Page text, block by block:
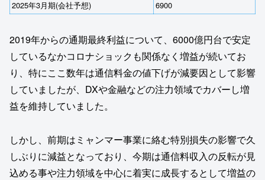
2025年3月期(会社予想)
6900
2019年からの通期最終利益について、6000億円台で安定
しているなかコロナショックも関係なく増益が続いてお
り、特にここ数年は通信料金の値下げが減要因として影響
していましたが、DXや金融などの注力領域でカバーし増
益を維持していました。
しかし、前期はミャンマー事業に絡む特別損失の影響で久
しぶりに減益となっており、今期は通信料収入の反転が見
込める事や注力領域を中心に着実に成長するとして増益の